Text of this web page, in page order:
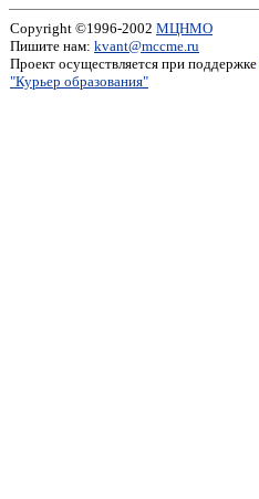
Copyright ©1996-2002 МЦНМО
Пишите нам: kvant@mccme.ru
Проект осуществляется при поддержке
"Курьер образования"